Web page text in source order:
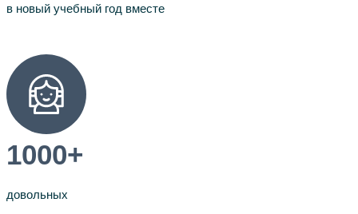
в новый учебный год вместе
1000+
довольных